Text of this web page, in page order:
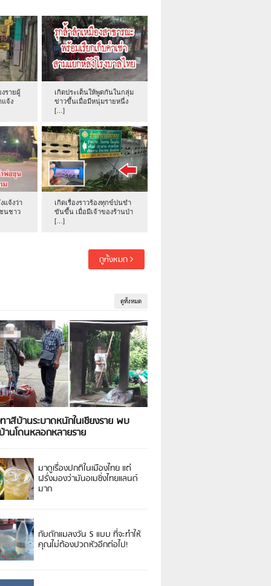
รายผู้
แจ้ง
เกิดประเด็นให้พูดกันในกลุ่ม
ข่าวขึ้นเมื่อมีหนุ่มรายหนึ่ง
[…]
แจ้งว่า
นชาว
เกิดเรื่องราวร้องทุกข์ปนขำ
ขันขึ้น เมื่อมีเจ้าของร้านป่า
[…]
ดูทั้งหมด
ดูทั้งหมด
าสีบ้านระบาดหนักในเชียงราย พบ
านโดนหลอกหลายราย
มาดูเรื่องปกติในเมืองไทย แต่
ฝรั่งมองว่ามันอเมซิ่งไทยแลนด์
มาก
กับดักแมลงวัน 5 แบบ ที่จะทำให้
คุณไม่ต้องปวดหัวอีกต่อไป!